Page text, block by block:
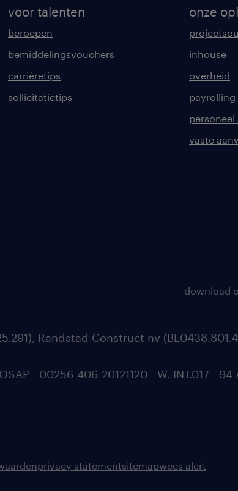
voor talenten
beroepen
bemiddelingsvouchers
carrièretips
sollicitatietips
onze
inhouse
overheid
payrolling
personeel
vaste
download
Randstad Construct nv
- 00256-406-20121120 - W. INT.017 -
privacy statementsitemapwees alert